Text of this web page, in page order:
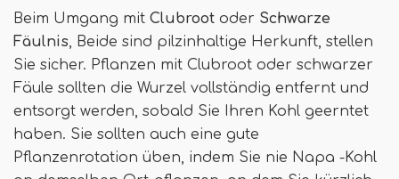
Beim Umgang mit Clubroot oder Schwarze
Fäulnis, Beide sind pilzinhaltige Herkunft, stellen
Sie sicher. Pflanzen mit Clubroot oder schwarzer
Fäule sollten die Wurzel vollständig entfernt und
entsorgt werden, sobald Sie Ihren Kohl geerntet
haben. Sie sollten auch eine gute
Pflanzenrotation üben, indem Sie nie Napa -Kohl